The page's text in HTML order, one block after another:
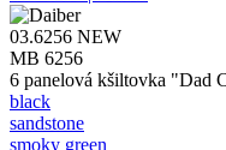
03.6256 NEW
MB 6256
6 panelová kšiltovka "Dad
black
sandstone
smoky green